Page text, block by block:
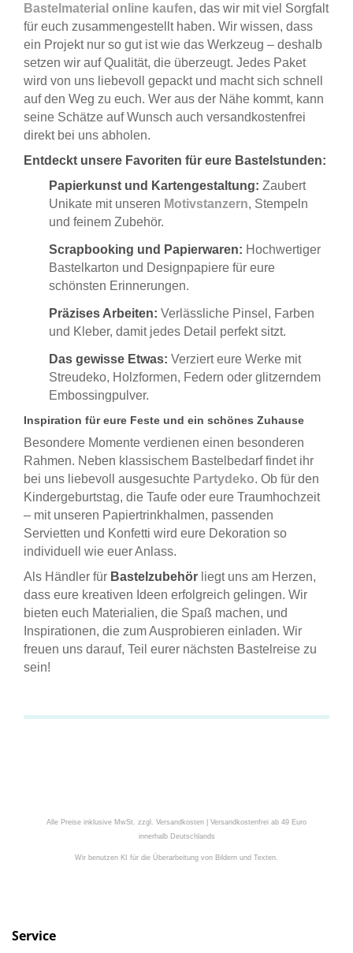
Bastelmaterial online kaufen, das wir mit viel Sorgfalt
für euch zusammengestellt haben. Wir wissen, dass
ein Projekt nur so gut ist wie das Werkzeug – deshalb
setzen wir auf Qualität, die überzeugt. Jedes Paket
wird von uns liebevoll gepackt und macht sich schnell
auf den Weg zu euch. Wer aus der Nähe kommt, kann
seine Schätze auf Wunsch auch versandkostenfrei
direkt bei uns abholen.
Entdeckt unsere Favoriten für eure Bastelstunden:
Papierkunst und Kartengestaltung: Zaubert
Unikate mit unseren Motivstanzern, Stempeln
und feinem Zubehör.
Scrapbooking und Papierwaren: Hochwertiger
Bastelkarton und Designpapiere für eure
schönsten Erinnerungen.
Präzises Arbeiten: Verlässliche Pinsel, Farben
und Kleber, damit jedes Detail perfekt sitzt.
Das gewisse Etwas: Verziert eure Werke mit
Streudeko, Holzformen, Federn oder glitzerndem
Embossingpulver.
Inspiration für eure Feste und ein schönes Zuhause
Besondere Momente verdienen einen besonderen
Rahmen. Neben klassischem Bastelbedarf findet ihr
bei uns liebevoll ausgesuchte Partydeko. Ob für den
Kindergeburtstag, die Taufe oder eure Traumhochzeit
– mit unseren Papiertrinkhalmen, passenden
Servietten und Konfetti wird eure Dekoration so
individuell wie euer Anlass.
Als Händler für Bastelzubehör liegt uns am Herzen,
dass eure kreativen Ideen erfolgreich gelingen. Wir
bieten euch Materialien, die Spaß machen, und
Inspirationen, die zum Ausprobieren einladen. Wir
freuen uns darauf, Teil eurer nächsten Bastelreise zu
sein!
Alle Preise inklusive MwSt. zzgl. Versandkosten | Versandkostenfrei ab 49 Euro
innerhalb Deutschlands
Wir benutzen KI für die Überarbeitung von Bildern und Texten.
Service